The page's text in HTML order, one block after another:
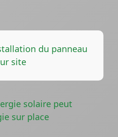
du panneau
site
solaire peut
sur place